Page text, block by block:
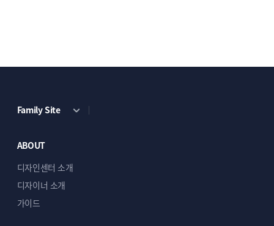
Family Site
ABOUT
디자인센터 소개
디자이너 소개
가이드